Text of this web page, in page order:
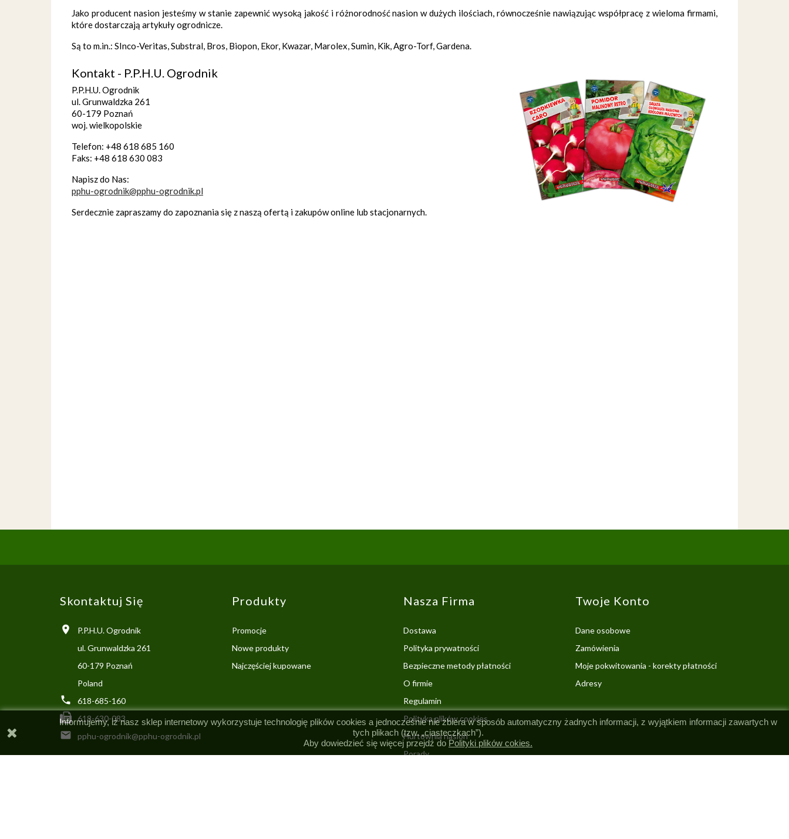
Jako producent nasion jesteśmy w stanie zapewnić wysoką jakość i różnorodność nasion w dużych ilościach, równocześnie nawiązując współpracę z wieloma firmami,
które dostarczają artykuły ogrodnicze.
Są to m.in.: SInco-Veritas, Substral, Bros, Biopon, Ekor, Kwazar, Marolex, Sumin, Kik, Agro-Torf, Gardena.
Kontakt - P.P.H.U. Ogrodnik
P.P.H.U. Ogrodnik
ul. Grunwaldzka 261
60-179 Poznań
woj. wielkopolskie
Telefon: +48 618 685 160
Faks: +48 618 630 083
Napisz do Nas:
pphu-ogrodnik@pphu-ogrodnik.pl
Serdecznie zapraszamy do zapoznania się z naszą ofertą i zakupów online lub stacjonarnych.
Skontaktuj Się

P.P.H.U. Ogrodnik
ul. Grunwaldzka 261
60-179 Poznań
Poland

618-685-160
618-630-083
 pphu-ogrodnik@pphu-ogrodnik.pl
Produkty
Promocje
Nowe produkty
Najczęściej kupowane
Nasza Firma
Dostawa
Polityka prywatności
Bezpieczne metody płatności
O firmie
Regulamin
Polityka plików cookies
Hurtownia nasion
Porady
Twoje Konto
Dane osobowe
Zamówienia
Moje pokwitowania - korekty płatności
Adresy
Informujemy, iż nasz sklep internetowy wykorzystuje technologię plików cookies a jednocześnie nie zbiera w sposób automatyczny żadnych informacji, z wyjątkiem informacji zawartych w
tych plikach (tzw. „ciasteczkach”).
Aby dowiedzieć się więcej przejdź do Polityki plików cokies.